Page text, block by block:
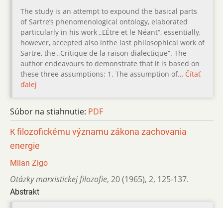
The study is an attempt to expound the basical parts
of Sartre’s phenomenological ontology, elaborated
particularly in his work „ĽÉtre et le Néant“, essentially,
however, accepted also inthe last philosophical work of
Sartre, the „Critique de la raison dialectique“. The
author endeavours to demonstrate that it is based on
these three assumptions: 1. The assumption of… Čítať
ďalej
Súbor na stiahnutie: PDF
К filozofickému významu zákona zachovania
energie
Milan Zigo
Otázky marxistickej filozofie, 20 (1965), 2, 125-137.
Abstrakt